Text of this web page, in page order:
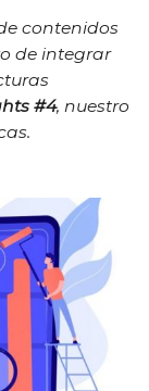
contenidos
de integrar
#4, nuestro